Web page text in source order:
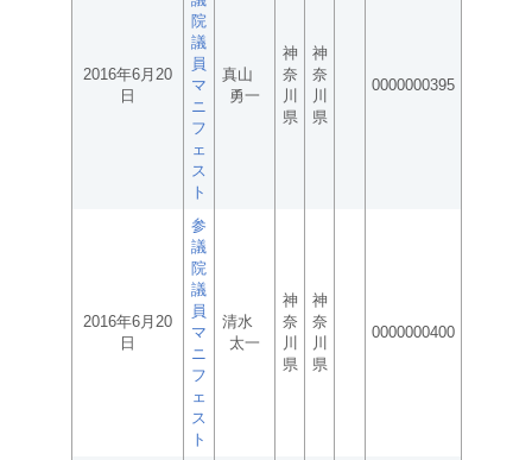
2016年6月20
日
院
議
員
マ
ニ
フ
ェ
ス
ト
真山
勇一
神
奈
川
県
神
奈
川
県
0000000395
2016年6月20
日
参
議
院
議
員
マ
ニ
フ
ェ
ス
ト
清水
太一
神
奈
川
県
神
奈
川
県
0000000400